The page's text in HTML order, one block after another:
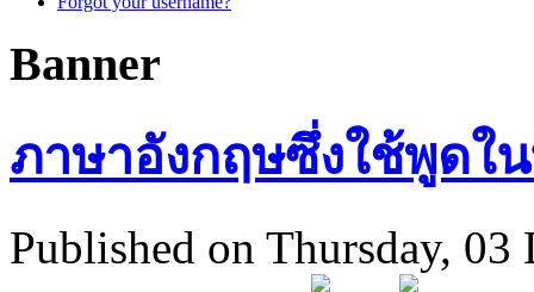
Banner
ภาษาอังกฤษซึ่งใช้พูดใ
Published on Thursday, 03